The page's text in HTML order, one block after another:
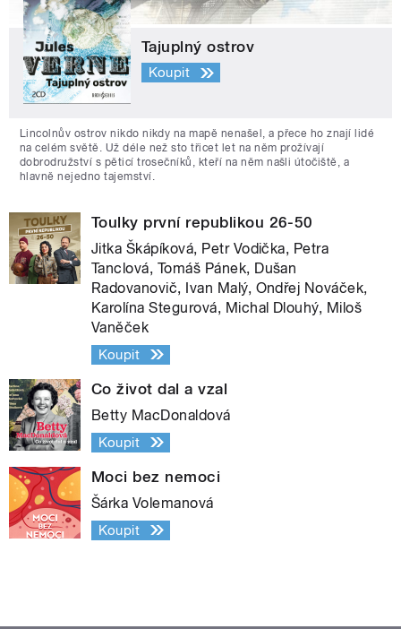
Tajuplný ostrov
Koupit
Lincolnův ostrov nikdo nikdy na mapě nenašel, a přece ho znají lidé
na celém světě. Už déle než sto třicet let na něm prožívají
dobrodružství s pěticí trosečníků, kteří na něm našli útočiště, a
hlavně nejedno tajemství.
Toulky první republikou 26-50
Jitka Škápíková, Petr Vodička, Petra
Tanclová, Tomáš Pánek, Dušan
Radovanovič, Ivan Malý, Ondřej Nováček,
Karolína Stegurová, Michal Dlouhý, Miloš
Vaněček
Koupit
Co život dal a vzal
Betty MacDonaldová
Koupit
Moci bez nemoci
Šárka Volemanová
Koupit